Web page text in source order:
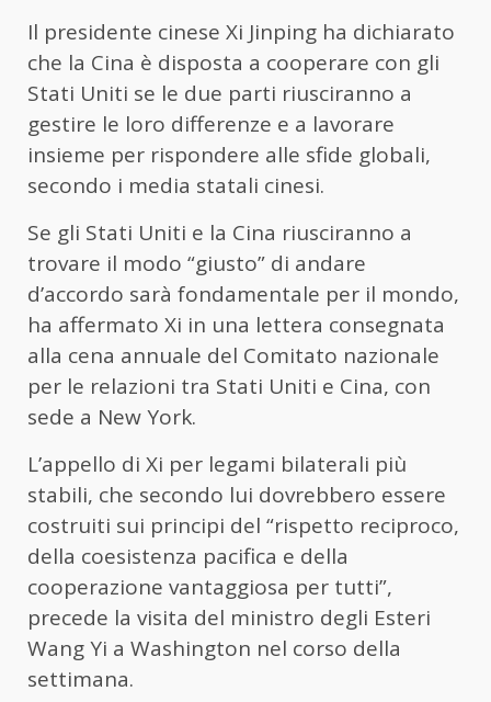
Il presidente cinese Xi Jinping ha dichiarato
che la Cina è disposta a cooperare con gli
Stati Uniti se le due parti riusciranno a
gestire le loro differenze e a lavorare
insieme per rispondere alle sfide globali,
secondo i media statali cinesi.
Se gli Stati Uniti e la Cina riusciranno a
trovare il modo “giusto” di andare
d’accordo sarà fondamentale per il mondo,
ha affermato Xi in una lettera consegnata
alla cena annuale del Comitato nazionale
per le relazioni tra Stati Uniti e Cina, con
sede a New York.
L’appello di Xi per legami bilaterali più
stabili, che secondo lui dovrebbero essere
costruiti sui principi del “rispetto reciproco,
della coesistenza pacifica e della
cooperazione vantaggiosa per tutti”,
precede la visita del ministro degli Esteri
Wang Yi a Washington nel corso della
settimana.